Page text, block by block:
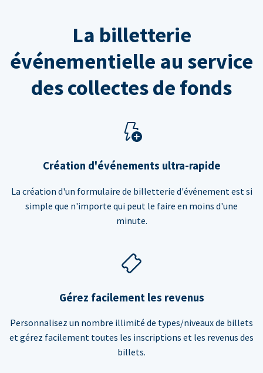
La billetterie
événementielle au service
des collectes de fonds
Création d'événements ultra-rapide
La création d'un formulaire de billetterie d'événement est si
simple que n'importe qui peut le faire en moins d'une
minute.
Gérez facilement les revenus
Personnalisez un nombre illimité de types/niveaux de billets
et gérez facilement toutes les inscriptions et les revenus des
billets.